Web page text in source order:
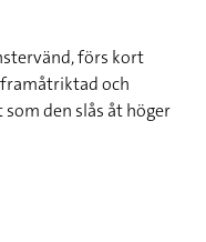
förs kort
och
den slås åt höger